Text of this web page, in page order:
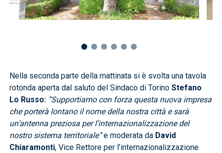
Nella seconda parte della mattinata si è svolta una tavola
rotonda aperta dal saluto del Sindaco di TorinoStefano
Lo Russo: “Supportiamo con forza questa nuova impresa
che porterà lontano il nome della nostra città e sarà
un’antenna preziosa per l’internazionalizzazione del
nostro sistema territoriale”e moderata da David
Chiaramonti, Vice Rettore per l’internazionalizzazione